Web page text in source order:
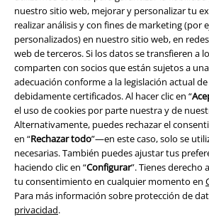
nuestro sitio web, mejorar y personalizar tu
realizar análisis y con fines de marketing (por
personalizados) en nuestro sitio web, en
web de terceros. Si los datos se transfieren a
comparten con socios que están sujetos a
adecuación conforme a la legislación actual de
debidamente certificados. Al hacer clic en “
el uso de cookies por parte nuestra y de
Alternativamente, puedes rechazar el
en “Rechazar todo”—en este caso, solo se
necesarias. También puedes ajustar tus
haciendo clic en “Configurar”. Tienes derecho
tu consentimiento en cualquier momento en
Para más información sobre protección de
privacidad.
Legal
Términos y Condiciones